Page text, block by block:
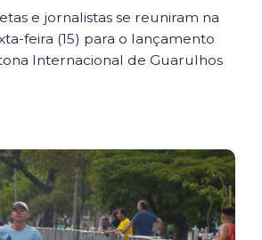
e jornalistas se reuniram na
feira (15) para o lançamento
Internacional de Guarulhos